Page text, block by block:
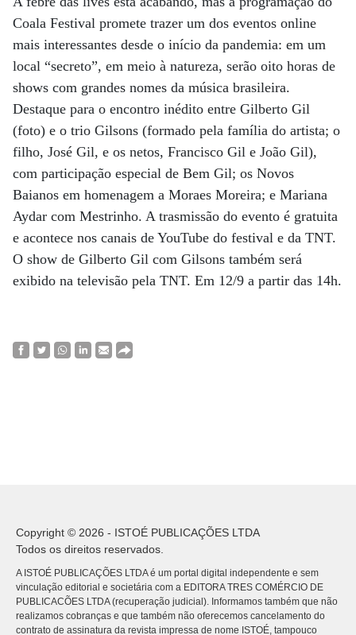
Coala Festival promete trazer um dos eventos online
mais interessantes desde o início da pandemia: em um
local “secreto”, em meio à natureza, serão oito horas de
shows com grandes nomes da música brasileira.
Destaque para o encontro inédito entre Gilberto Gil
(foto) e o trio Gilsons (formado pela família do artista; o
filho, José Gil, e os netos, Francisco Gil e João Gil),
com participação especial de Bem Gil; os Novos
Baianos em homenagem a Moraes Moreira; e Mariana
Aydar com Mestrinho. A trasmissão do evento é gratuita
e acontece nos canais de YouTube do festival e da TNT.
O show de Gilberto Gil com Gilsons também será
exibido na televisão pela TNT. Em 12/9 a partir das 14h.
Copyright © 2026 - ISTOÉ PUBLICAÇÕES LTDA
Todos os direitos reservados.
A ISTOÉ PUBLICAÇÕES LTDA é um portal digital independente e sem
vinculação editorial e societária com a EDITORA TRES COMÉRCIO DE
PUBLICACÕES LTDA (recuperação judicial). Informamos também que não
realizamos cobranças e que também não oferecemos cancelamento do
contrato de assinatura da revista impressa de nome ISTOÉ, tampouco